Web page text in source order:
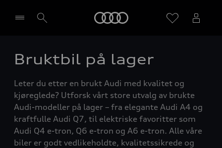
Velg forhandler
Bruktbil på lager
Leter du etter en brukt Audi med kvalitet og
kjøreglede? Utforsk vårt store utvalg av brukte
Audi-modeller på lager – fra elegante Audi A4 og
kraftfulle Audi Q7, til elektriske favoritter som
Audi Q4 e-tron, Q6 e-tron og A6 e-tron. Alle våre
biler er godt vedlikeholdte, kvalitetssikrede og